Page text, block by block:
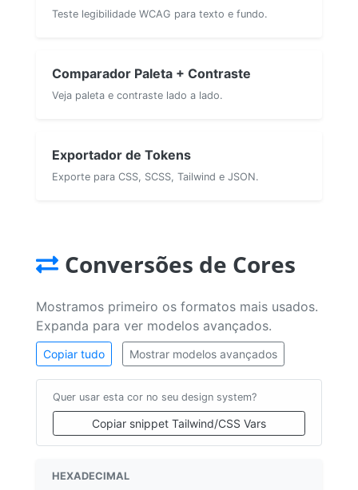
Teste legibilidade WCAG para texto e fundo.
Comparador Paleta + Contraste
Veja paleta e contraste lado a lado.
Exportador de Tokens
Exporte para CSS, SCSS, Tailwind e JSON.
Conversões de Cores
Mostramos primeiro os formatos mais usados.
Expanda para ver modelos avançados.
Copiar tudo Mostrar modelos avançados
Quer usar esta cor no seu design system?
Copiar snippet Tailwind/CSS Vars
HEXADECIMAL